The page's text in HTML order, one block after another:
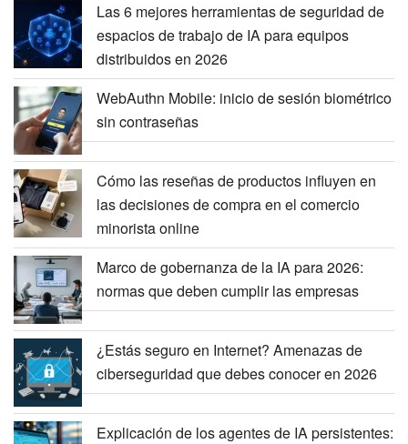
Las 6 mejores herramientas de seguridad de
espacios de trabajo de IA para equipos
distribuidos en 2026
WebAuthn Mobile: inicio de sesión biométrico
sin contraseñas
Cómo las reseñas de productos influyen en
las decisiones de compra en el comercio
minorista online
Marco de gobernanza de la IA para 2026:
normas que deben cumplir las empresas
¿Estás seguro en Internet? Amenazas de
ciberseguridad que debes conocer en 2026
Explicación de los agentes de IA persistentes: